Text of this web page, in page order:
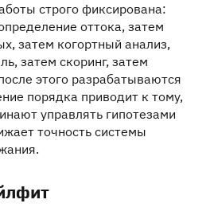
строго фиксирована:
оттока, затем
затем когортный анализ,
затем скоринг, затем
этого разрабатываются
порядка приводит к тому,
управлять гипотезами
точность системы